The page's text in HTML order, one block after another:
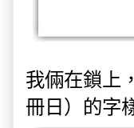
我倆在鎖上
冊日）的字